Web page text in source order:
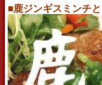
■鹿ジンギスミンチ